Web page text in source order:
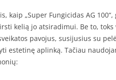
kaip „Super Fungicidas AG
kelią jo atsiradimui. Be to,
pavojus, susijusius su
estetinę aplinką. Tačiau